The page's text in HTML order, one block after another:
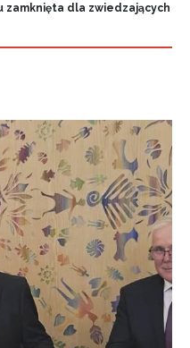
zamknięta dla zwiedzających